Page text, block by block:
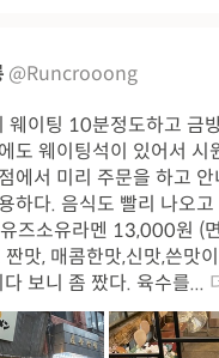
@Runcrooong
웨이팅 10분정도하고 금
도 웨이팅석이 있어서 시
에서 미리 주문을 하고
하다. 음식도 빨리 나오
즈소유라멘 13,000원 (
맛, 매콤한맛,신맛,쓴맛
보니 좀 짰다. 육수를...